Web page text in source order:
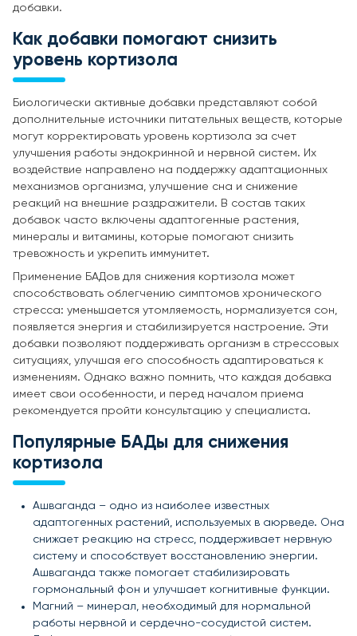
добавки.
Как добавки помогают снизить
уровень кортизола
Биологически активные добавки представляют собой
дополнительные источники питательных веществ, которые
могут корректировать уровень кортизола за счет
улучшения работы эндокринной и нервной систем. Их
воздействие направлено на поддержку адаптационных
механизмов организма, улучшение сна и снижение
реакций на внешние раздражители. В состав таких
добавок часто включены адаптогенные растения,
минералы и витамины, которые помогают снизить
тревожность и укрепить иммунитет.
Применение БАДов для снижения кортизола может
способствовать облегчению симптомов хронического
стресса: уменьшается утомляемость, нормализуется сон,
появляется энергия и стабилизируется настроение. Эти
добавки позволяют поддерживать организм в стрессовых
ситуациях, улучшая его способность адаптироваться к
изменениям. Однако важно помнить, что каждая добавка
имеет свои особенности, и перед началом приема
рекомендуется пройти консультацию у специалиста.
Популярные БАДы для снижения
кортизола
Ашваганда – одно из наиболее известных
адаптогенных растений, используемых в аюрведе. Она
снижает реакцию на стресс, поддерживает нервную
систему и способствует восстановлению энергии.
Ашваганда также помогает стабилизировать
гормональный фон и улучшает когнитивные функции.
Магний – минерал, необходимый для нормальной
работы нервной и сердечно-сосудистой систем.